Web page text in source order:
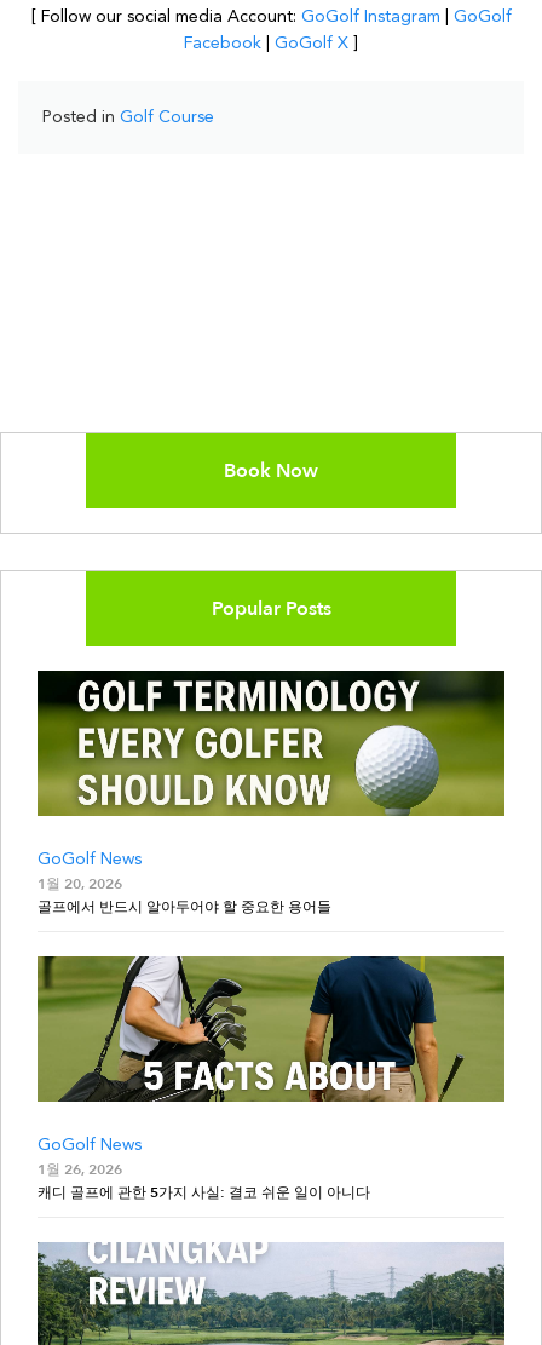
[ Follow our social media Account: GoGolf Instagram
GoGolf
Facebook
GoGolf X
Posted in Golf Course
Book Now
Popular Posts
GoGolf News
1월 20, 2026
골프에서 반드시 알아두어야 할 중요한 용어들
GoGolf News
1월 26, 2026
캐디 골프에 관한 5가지 사실: 결코 쉬운 일이 아니다